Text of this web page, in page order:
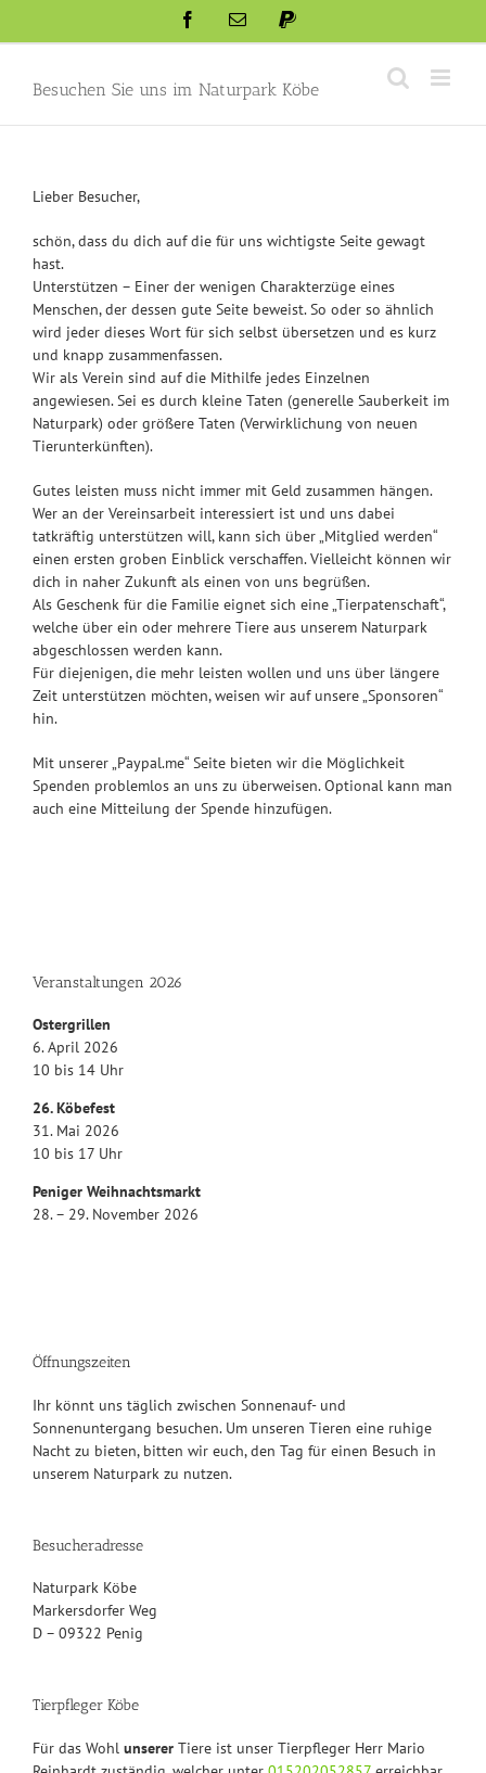
FacebookEmail Paypal
Besuchen Sie uns im Naturpark Köbe
Lieber Besucher,
schön, dass du dich auf die für uns wichtigste Seite gewagt
hast.
Unterstützen – Einer der wenigen Charakterzüge eines
Menschen, der dessen gute Seite beweist. So oder so ähnlich
wird jeder dieses Wort für sich selbst übersetzen und es kurz
und knapp zusammenfassen.
Wir als Verein sind auf die Mithilfe jedes Einzelnen
angewiesen. Sei es durch kleine Taten (generelle Sauberkeit im
Naturpark) oder größere Taten (Verwirklichung von neuen
Tierunterkünften).
Gutes leisten muss nicht immer mit Geld zusammen hängen.
Wer an der Vereinsarbeit interessiert ist und uns dabei
tatkräftig unterstützen will, kann sich über „Mitglied werden“
einen ersten groben Einblick verschaffen. Vielleicht können wir
dich in naher Zukunft als einen von uns begrüßen.
Als Geschenk für die Familie eignet sich eine „Tierpatenschaft“,
welche über ein oder mehrere Tiere aus unserem Naturpark
abgeschlossen werden kann.
Für diejenigen, die mehr leisten wollen und uns über längere
Zeit unterstützen möchten, weisen wir auf unsere „Sponsoren“
hin.
Mit unserer „Paypal.me“ Seite bieten wir die Möglichkeit
Spenden problemlos an uns zu überweisen. Optional kann man
auch eine Mitteilung der Spende hinzufügen.
Veranstaltungen 2026
Ostergrillen
6. April 2026
10 bis 14 Uhr
26. Köbefest
31. Mai 2026
10 bis 17 Uhr
Peniger Weihnachtsmarkt
28. – 29. November 2026
Öffnungszeiten
Ihr könnt uns täglich zwischen Sonnenauf- und
Sonnenuntergang besuchen. Um unseren Tieren eine ruhige
Nacht zu bieten, bitten wir euch, den Tag für einen Besuch in
unserem Naturpark zu nutzen.
Besucheradresse
Naturpark Köbe
Markersdorfer Weg
D – 09322 Penig
Tierpfleger Köbe
Für das Wohl unserer Tiere ist unser Tierpfleger Herr Mario